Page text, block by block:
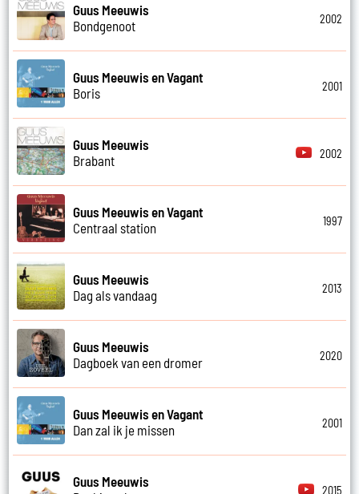
Guus Meeuwis
Bondgenoot
2002
Guus Meeuwis en Vagant
Boris
2001
Guus Meeuwis
Brabant
2002
Guus Meeuwis en Vagant
Centraal station
1997
Guus Meeuwis
Dag als vandaag
2013
Guus Meeuwis
Dagboek van een dromer
2020
Guus Meeuwis en Vagant
Dan zal ik je missen
2001
Guus Meeuwis
2015